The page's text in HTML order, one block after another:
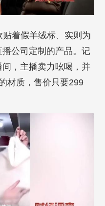
着假羊绒标、实则为
公司定制的产品。记
，主播卖力吆喝，并
材质，售价只要299